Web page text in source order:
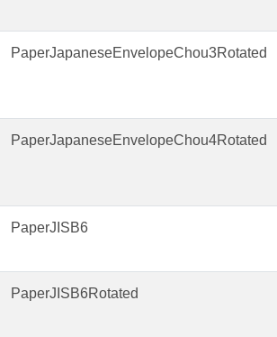
PaperJapaneseEnvelopeChou3Rotated
PaperJapaneseEnvelopeChou4Rotated
PaperJISB6
PaperJISB6Rotated